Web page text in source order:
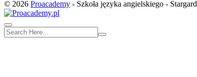
© 2026 Proacademy - Szkoła języka angielskiego - Stargard